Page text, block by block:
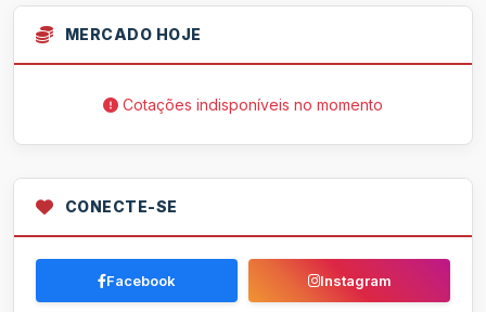
MERCADO HOJE
Cotações indisponíveis no momento
CONECTE-SE
Facebook Instagram